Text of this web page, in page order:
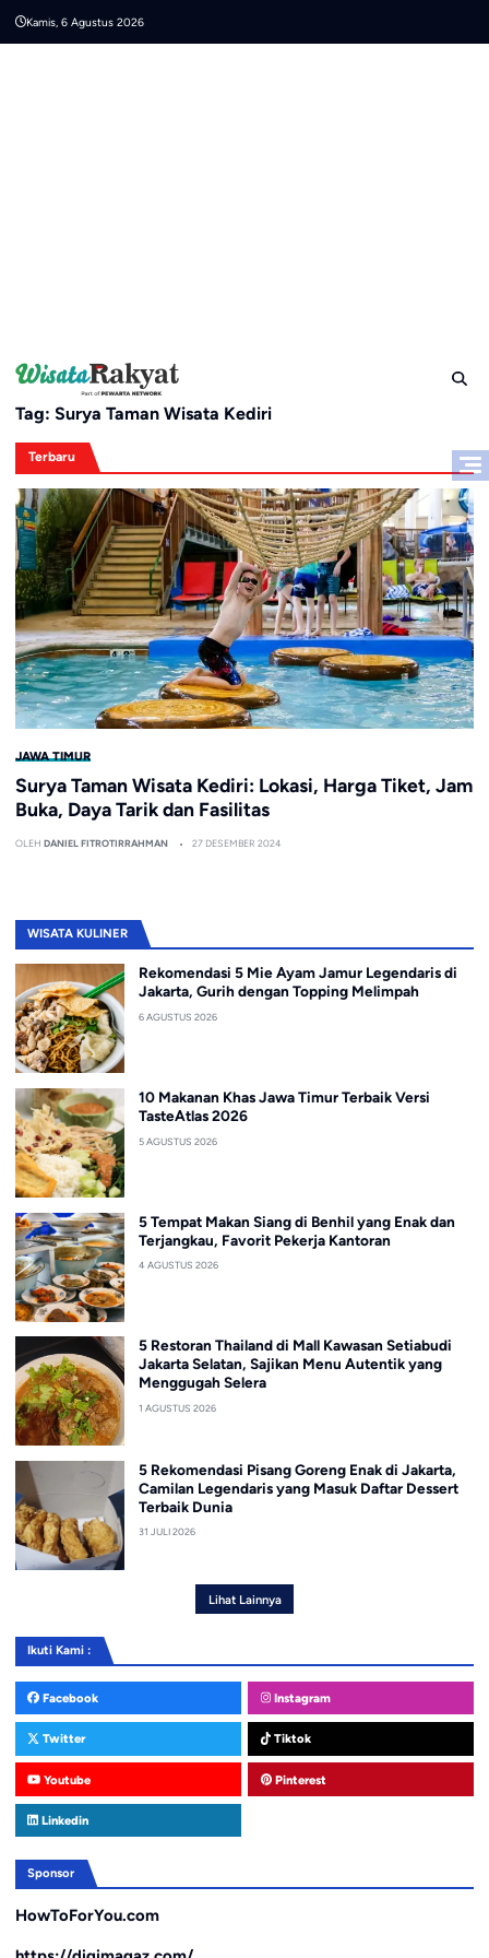
Kamis, 6 Agustus 2026
Tag: Surya Taman Wisata Kediri
Terbaru
JAWA TIMUR
Surya Taman Wisata Kediri: Lokasi, Harga Tiket, Jam
Buka, Daya Tarik dan Fasilitas
OLEH DANIEL FITROTIRRAHMAN 27 DESEMBER 2024
WISATA KULINER
Rekomendasi 5 Mie Ayam Jamur Legendaris di
Jakarta, Gurih dengan Topping Melimpah
6 AGUSTUS 2026
10 Makanan Khas Jawa Timur Terbaik Versi
TasteAtlas 2026
5 AGUSTUS 2026
5 Tempat Makan Siang di Benhil yang Enak dan
Terjangkau, Favorit Pekerja Kantoran
4 AGUSTUS 2026
5 Restoran Thailand di Mall Kawasan Setiabudi
Jakarta Selatan, Sajikan Menu Autentik yang
Menggugah Selera
1 AGUSTUS 2026
5 Rekomendasi Pisang Goreng Enak di Jakarta,
Camilan Legendaris yang Masuk Daftar Dessert
Terbaik Dunia
31 JULI 2026
Lihat Lainnya
Ikuti Kami :
Facebook Instagram
Twitter Tiktok
Youtube Pinterest
Linkedin
Sponsor
HowToForYou.com